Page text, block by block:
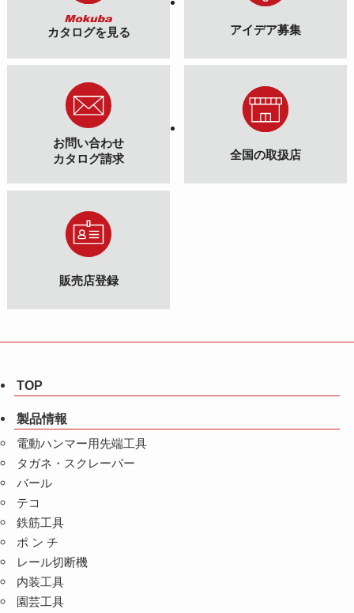
カタログを見る アイデア募集
お問い合わせ
カタログ請求
全国の取扱店
販売店登録
TOP
製品情報
電動ハンマー用先端工具
タガネ・スクレーパー
バール
テコ
鉄筋工具
ポ ン チ
レール切断機
内装工具
園芸工具